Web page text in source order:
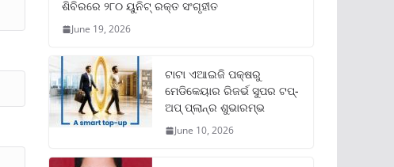
ଶିବିରରେ ୨୮୦ ୟୁନିଟ୍‌ ରକ୍ତ ସଂଗୃହୀତ
June 19, 2026
ଟାଟା ଏଆଇଜି ପକ୍ଷରୁ
ମେଡିକେୟାର ରିଜର୍ଭ ସୁପର ଟପ୍‌-
ଅପ୍ ପ୍ଲାନ୍‌ର ଶୁଭାରମ୍ଭ
June 10, 2026